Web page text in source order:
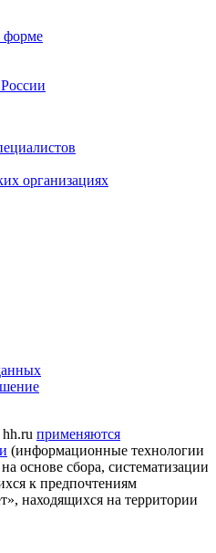
форме
организациях
применяются
(информационные технологии
основе сбора, систематизации
к предпочтениям
находящихся на территории